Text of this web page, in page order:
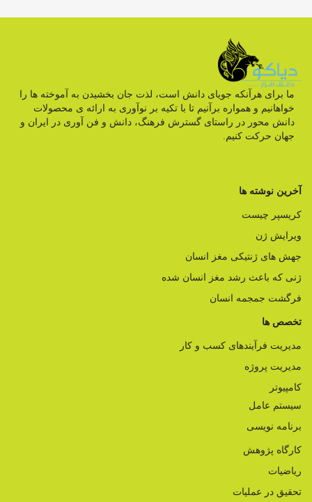
ما برای هرآنکه جویای دانش است، لذت جان بخشیدن به آموخته ها را
خواهانیم و همواره برآنیم تا با تکیه بر نوآوری به ارائه ی محصولات
دانش محور در راستای گسترش فرهنگ، دانش و فن آوری در ایران و
جهان حرکت کنیم.
آخرین نوشته ها
کریسپر چیست
ویرایش ژن
جهش های ژنتیکی مغز انسان
ژنی که باعث رشد مغز انسان شده
فرگشت جمجمه انسان
تخصص ها
مدیریت فرآیندهای کسب و کار
مدیریت پروژه
کامپیوتر
سیستم عامل
برنامه نویسی
کارگاه پژوهش
ریاضیات
تحقیق در عملیات